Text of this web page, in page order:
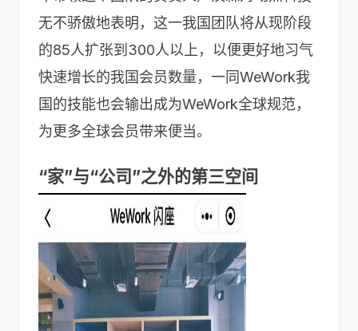
无不骄傲地表明，这一我国团队将从现阶段
的85人扩张到300人以上，以便更好地习气
快速增长的我国会员数量，一同WeWork我
国的技能也会输出成为WeWork全球规范，
为更多全球会员带来便当。
“家”与“公司”之外的第三空间